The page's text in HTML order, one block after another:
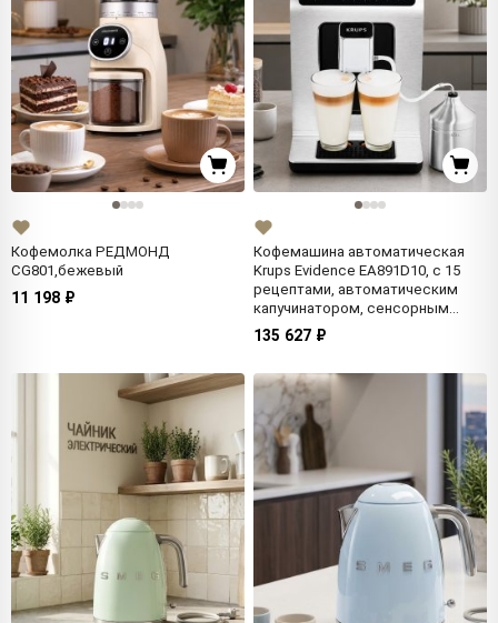
Кофемолка РЕДМОНД
CG801,бежевый
11 198 ₽
Кофемашина автоматическая
Krups Evidence EA891D10, с 15
рецептами, автоматическим
капучинатором, сенсорным
управлением, Франция
135 627 ₽